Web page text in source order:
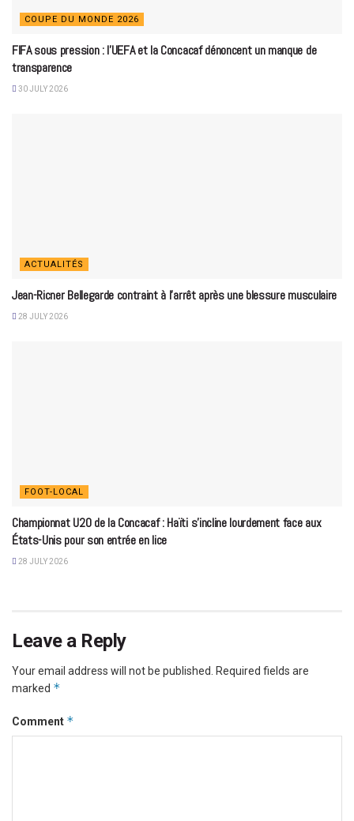
COUPE DU MONDE 2026
FIFA sous pression : l’UEFA et la Concacaf dénoncent un manque de
transparence
30 JULY 2026
ACTUALITÉS
Jean-Ricner Bellegarde contraint à l’arrêt après une blessure musculaire
28 JULY 2026
FOOT-LOCAL
Championnat U20 de la Concacaf : Haïti s’incline lourdement face aux
États-Unis pour son entrée en lice
28 JULY 2026
Leave a Reply
Your email address will not be published.
Required fields are
marked *
Comment *